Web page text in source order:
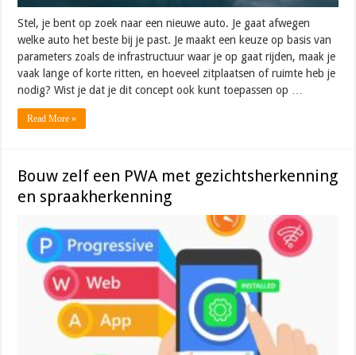
Stel, je bent op zoek naar een nieuwe auto. Je gaat afwegen
welke auto het beste bij je past. Je maakt een keuze op basis van
parameters zoals de infrastructuur waar je op gaat rijden, maak je
vaak lange of korte ritten, en hoeveel zitplaatsen of ruimte heb je
nodig? Wist je dat je dit concept ook kunt toepassen op …
Read More »
Bouw zelf een PWA met gezichtsherkenning
en spraakherkenning